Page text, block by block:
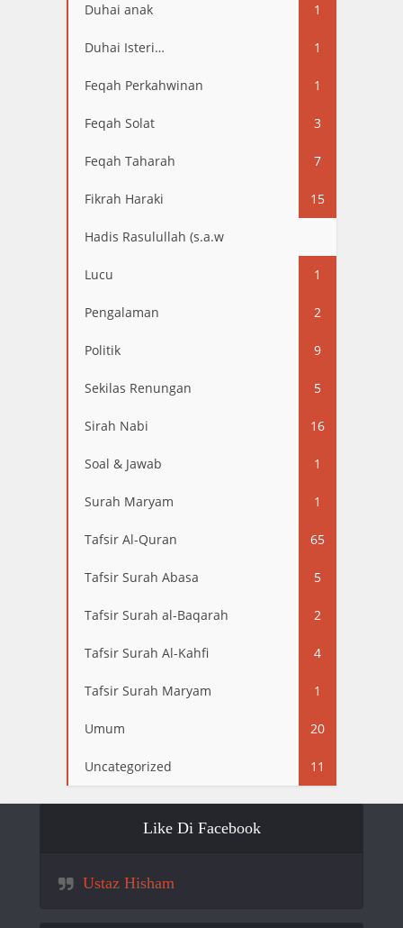
Duhai anak 1
Duhai Isteri… 1
Feqah Perkahwinan 1
Feqah Solat 3
Feqah Taharah 7
Fikrah Haraki 15
Hadis Rasulullah (s.a.w
Lucu 1
Pengalaman 2
Politik 9
Sekilas Renungan 5
Sirah Nabi 16
Soal & Jawab 1
Surah Maryam 1
Tafsir Al-Quran 65
Tafsir Surah Abasa 5
Tafsir Surah al-Baqarah 2
Tafsir Surah Al-Kahfi 4
Tafsir Surah Maryam 1
Umum 20
Uncategorized 11
Like Di Facebook
Ustaz Hisham